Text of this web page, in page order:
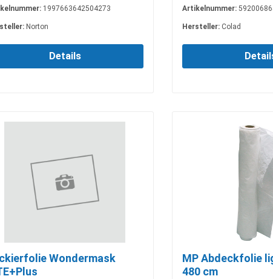
1997663642504273
Norton
Details
Artikelnummer:
Hersteller: Colad
Wondermask
MP Abdeckfolie
480 cm